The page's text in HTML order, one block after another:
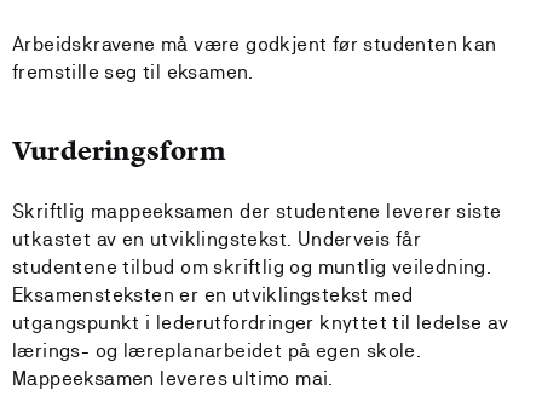
Arbeidskravene må være godkjent før studenten kan
fremstille seg til eksamen.
Vurderingsform
Skriftlig mappeeksamen der studentene leverer siste
utkastet av en utviklingstekst. Underveis får
studentene tilbud om skriftlig og muntlig veiledning.
Eksamensteksten er en utviklingstekst med
utgangspunkt i lederutfordringer knyttet til ledelse av
lærings- og læreplanarbeidet på egen skole.
Mappeeksamen leveres ultimo mai.